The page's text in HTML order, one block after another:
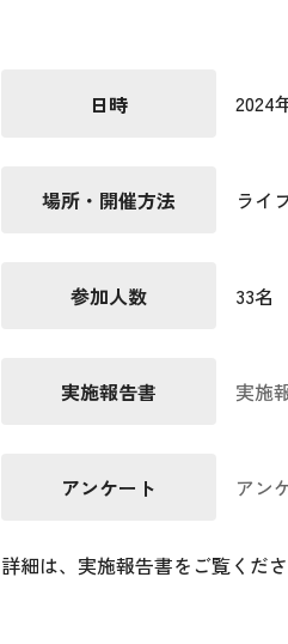
日時 2024
場所・開催方法 ライ
参加人数 33名
実施報告書 実施
アンケート アン
詳細は、実施報告書をご覧くださ